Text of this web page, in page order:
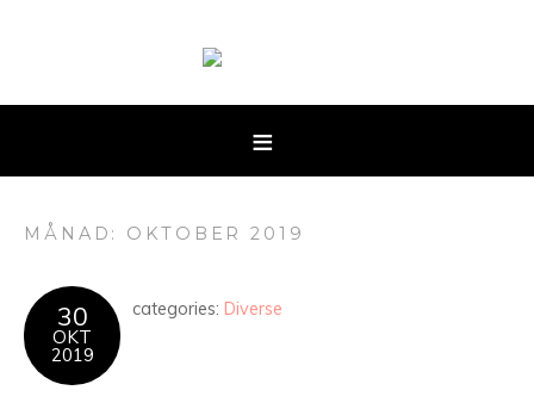
MÅNAD: OKTOBER 2019
30
OKT
2019
categories: Diverse